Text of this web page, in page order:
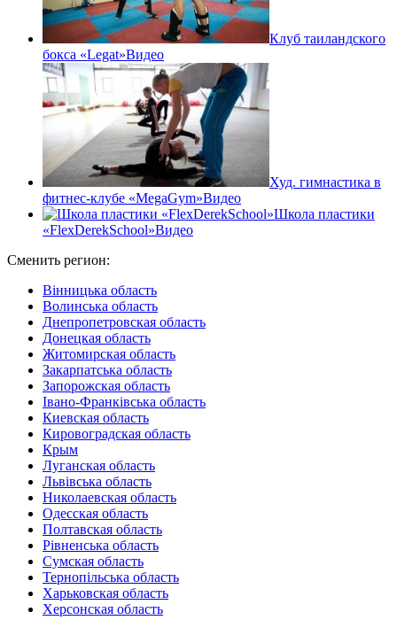
Клуб таиландского
бокса «Legat»Видео
Худ. гимнастика в
фитнес-клубе «MegaGym»Видео
Школа пластики
«FlexDerekSchool»Видео
Сменить регион:
Вінницька область
Волинська область
Днепропетровская область
Донецкая область
Житомирская область
Закарпатська область
Запорожская область
Івано-Франківська область
Киевская область
Кировоградская область
Крым
Луганская область
Львівська область
Николаевская область
Одесская область
Полтавская область
Рівненська область
Сумская область
Тернопільська область
Харьковская область
Херсонская область